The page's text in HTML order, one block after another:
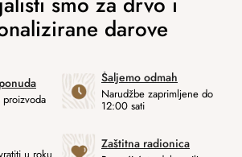
Šaljemo odmah
Narudžbe zaprimljene do
12:00 sati
u roku
Zaštitna radionica